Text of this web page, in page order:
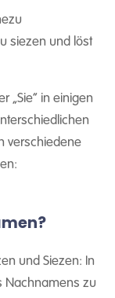
siezen und löst
„Sie“ in einigen
verschiedene
und Siezen: In
Nachnamens zu